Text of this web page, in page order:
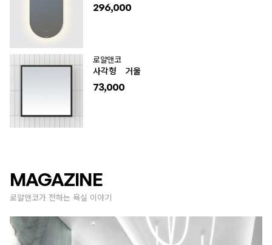
296,000
로얄앤코
사각형 거울
73,000
MAGAZINE
로얄앤코가 전하는 욕실 이야기